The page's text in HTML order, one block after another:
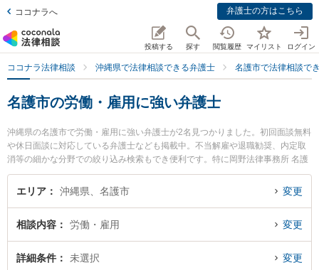
ココナラへ 弁護士の方はこちら
投稿する 探す 閲覧履歴 マイリスト ログイン
ココナラ法律相談 沖縄県で法律相談できる弁護士 名護市で法律相談で
名護市の労働・雇用に強い弁護士
沖縄県の名護市で労働・雇用に強い弁護士が2名見つかりました。初回面談無料
や休日面談に対応している弁護士なども掲載中。不当解雇や退職勧奨、内定取
消等の細かな分野での絞り込み検索もでき便利です。特に岡野法律事務所 名護
支店の髙倉 悠甫弁護士やちむじゅらさん法律事務所の岩谷 健作弁護士のプロフ
ィール情報や弁護士費用、強みなどが注目されています。『名護市で土日や夜
で労働・雇用を法律相談できる名護市内の弁護士に相談予約したい』などでお
困りの相談者さんにおすすめです。
エリア 沖縄県、名護市 変更
相談内容 労働・雇用 変更
詳細条件 未選択 変更